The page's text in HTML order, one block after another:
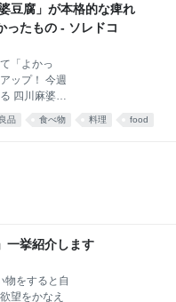
豆腐」が本格的な痺れ
ったもの - ソレドコ
「よかっ
ップ！ 今週
四川麻婆豆
億劫な日
するのも調
手軽に本格
。 熱湯で約
る場合は
品 食べ物 料理 food
一挙紹介します
物をすると自
望をかなえ